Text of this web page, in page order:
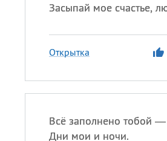
Засыпай мое счастье,
Открытка
Всё заполнено тобой —
Дни мои и ночи.